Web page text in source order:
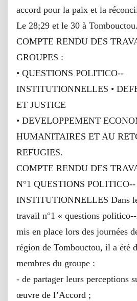
accord pour la paix et la
Le 28;29 et le 30 à Tombouctou.
COMPTE RENDU DES
GROUPES :
• QUESTIONS POLITICO-‐
INSTITUTIONNELLES •
ET JUSTICE
• DEVELOPPEMENT
HUMANITAIRES ET AU
REFUGIES.
COMPTE RENDU DES
N°1 QUESTIONS POLITICO-‐
INSTITUTIONNELLES Dans
travail n°1 « questions politico-
mis en place lors des journées
région de Tombouctou, il a été
membres du groupe :
‐ de partager leurs perceptions
œuvre de l’Accord ;